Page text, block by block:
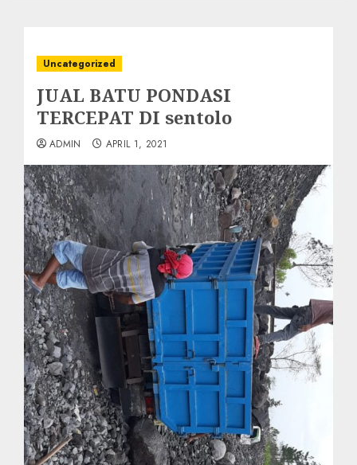
Uncategorized
JUAL BATU PONDASI
TERCEPAT DI sentolo
ADMIN APRIL 1, 2021